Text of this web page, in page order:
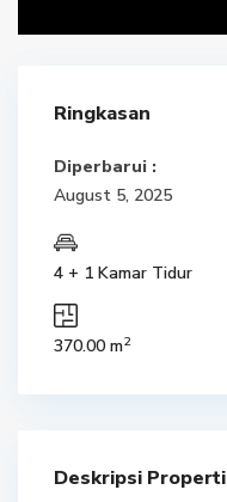
Ringkasan
Diperbarui :
August 5, 2025
4 + 1 Kamar Tidur
370.00 m2
Deskripsi Properti